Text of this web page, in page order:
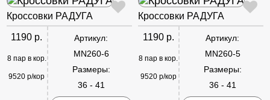
Кроссовки РАДУГА
1190 р.
8 пар в кор.
9520 р/кор
Артикул:
MN260-6
Размеры:
36 - 41
Кроссовки РАДУГА
1190 р.
8 пар в кор.
9520 р/кор
Артикул:
MN260-5
Размеры:
36 - 41